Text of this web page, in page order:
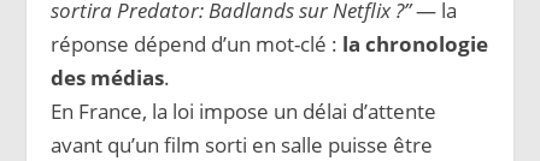
sortira Predator: Badlands sur Netflix ?”— la
réponse dépend d’un mot-clé : la chronologie
des médias.
En France, la loi impose un délai d’attente
avant qu’un film sorti en salle puisse être